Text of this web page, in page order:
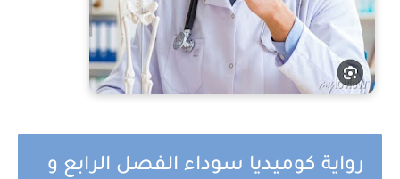
رواية كوميديا سوداء الفصل الرابع و